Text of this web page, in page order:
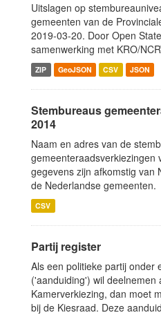
Uitslagen op
gemeenten van de
2019-03-20. Door Open
samenwerking met KRO/
ZIP GeoJSON CSV JSON
Stembureaus
2014
Naam en adres van de
gemeenteraadsverkiezingen
gegevens zijn afkomstig van
de Nederlandse gemeenten.
CSV
Partij register
Als een politieke partij onder
('aanduiding') wil deelnemen
Kamerverkiezing, dan moet
bij de Kiesraad. Deze